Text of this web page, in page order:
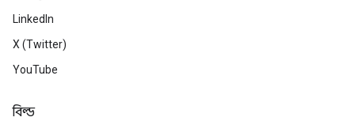
LinkedIn
X (Twitter)
YouTube
বিল্ড